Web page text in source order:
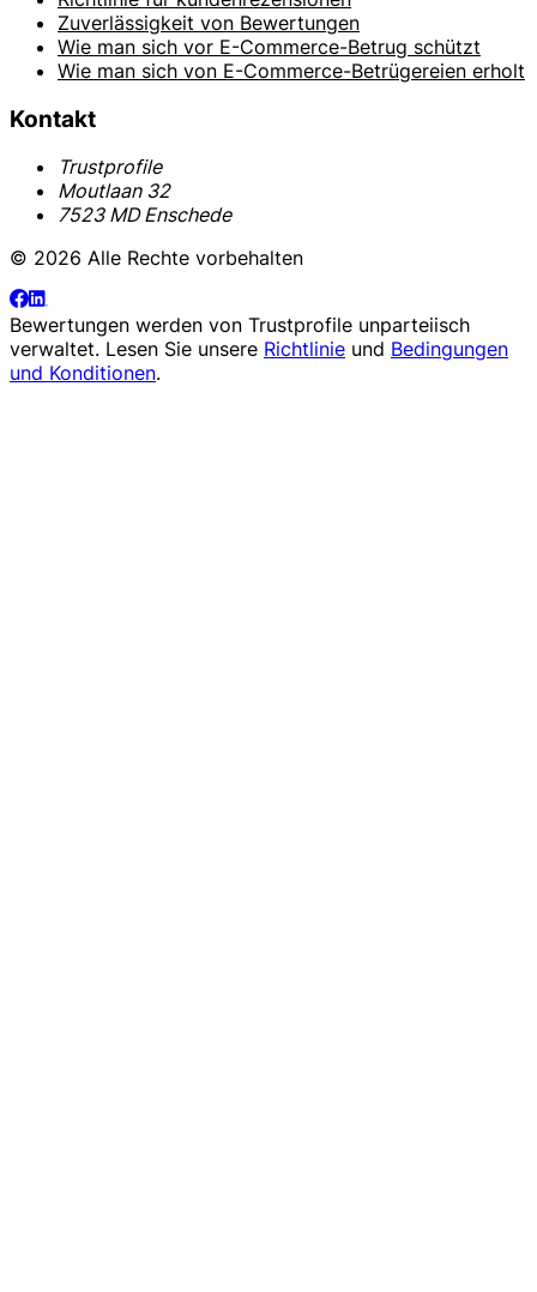
Zuverlässigkeit von Bewertungen
Wie man sich vor E-Commerce-Betrug schützt
Wie man sich von E-Commerce-Betrügereien erholt
Kontakt
Trustprofile
Moutlaan 32
7523 MD Enschede
© 2026 Alle Rechte vorbehalten
Bewertungen werden von Trustprofile unparteiisch
verwaltet. Lesen Sie unsere Richtlinie und Bedingungen
und Konditionen.